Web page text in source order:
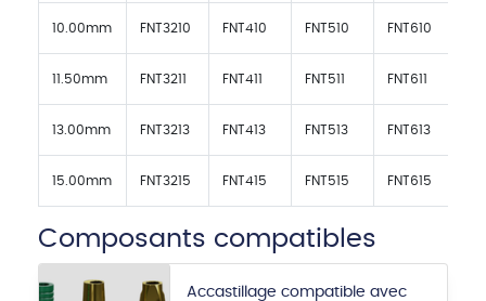
10.00mm FNT3210 FNT410 FNT510 FNT610
11.50mm FNT3211 FNT411 FNT511 FNT611
13.00mm FNT3213 FNT413 FNT513 FNT613
15.00mm FNT3215 FNT415 FNT515 FNT615
Composants compatibles
Accastillage compatible avec